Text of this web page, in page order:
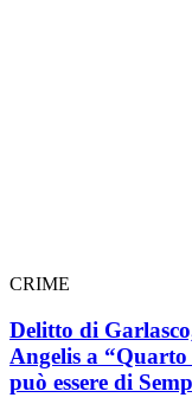
CRIME
Delitto di
Angelis a
può essere di